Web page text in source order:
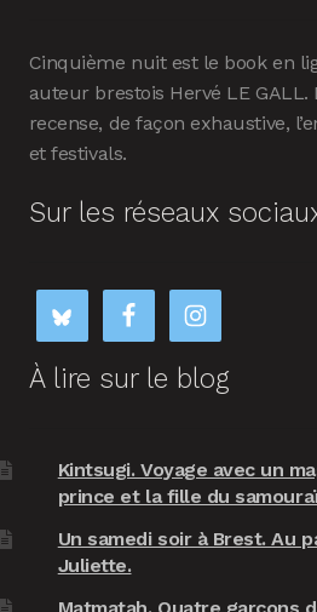
Cinquième nuit est le book en
auteur brestois Hervé LE GALL.
recense, de façon exhaustive,
et festivals.
Sur les réseaux
À lire sur le blog
Kintsugi. Voyage avec un
prince et la fille du
Un samedi soir à Brest. Au
Juliette.